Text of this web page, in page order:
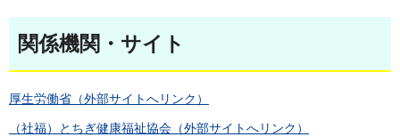
関係機関・サイト
厚生労働省（外部サイトへリンク）
（社福）とちぎ健康福祉協会（外部サイトへリンク）